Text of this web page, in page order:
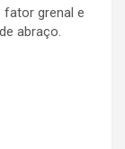
fator grenal e
abraço.